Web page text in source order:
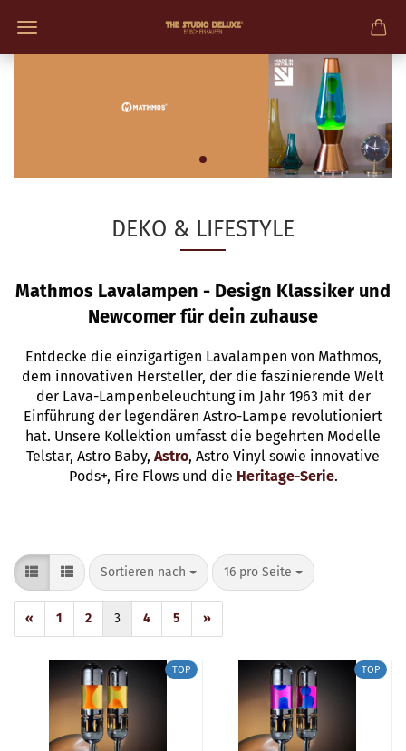
DEKO & LIFESTYLE
Mathmos Lavalampen - Design Klassiker und
Newcomer für dein zuhause
Entdecke die einzigartigen Lavalampen von Mathmos,
dem innovativen Hersteller, der die faszinierende Welt
der Lava-Lampenbeleuchtung im Jahr 1963 mit der
Einführung der legendären Astro-Lampe revolutioniert
hat. Unsere Kollektion umfasst die begehrten Modelle
Telstar, Astro Baby, Astro, Astro Vinyl sowie innovative
Pods+, Fire Flows und die Heritage-Serie.
Sortieren nach
Sortieren nach 16 pro Seite
pro Seite
« 1 2 3 4 5 »
TOP TOP